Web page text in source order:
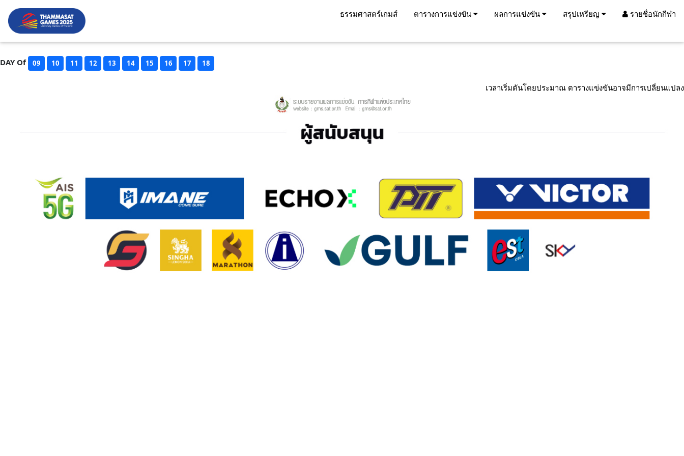
ธรรมศาสตร์เกมส์ ตารางการแข่งขัน ผลการแข่งขัน สรุปเหรียญ รายชื่อนักกีฬา
DAY Of 09 10 11 12 13 14 15 16 17 18
เวลาเริ่มตันโดยประมาณ ตารางแข่งขันอาจมีการเปลี่ยนแปลง